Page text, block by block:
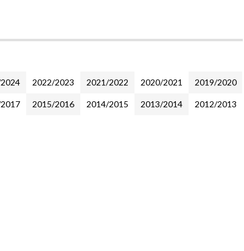
2022/2023 2021/2022 2020/2021 2019/2020
2015/2016 2014/2015 2013/2014 2012/2013